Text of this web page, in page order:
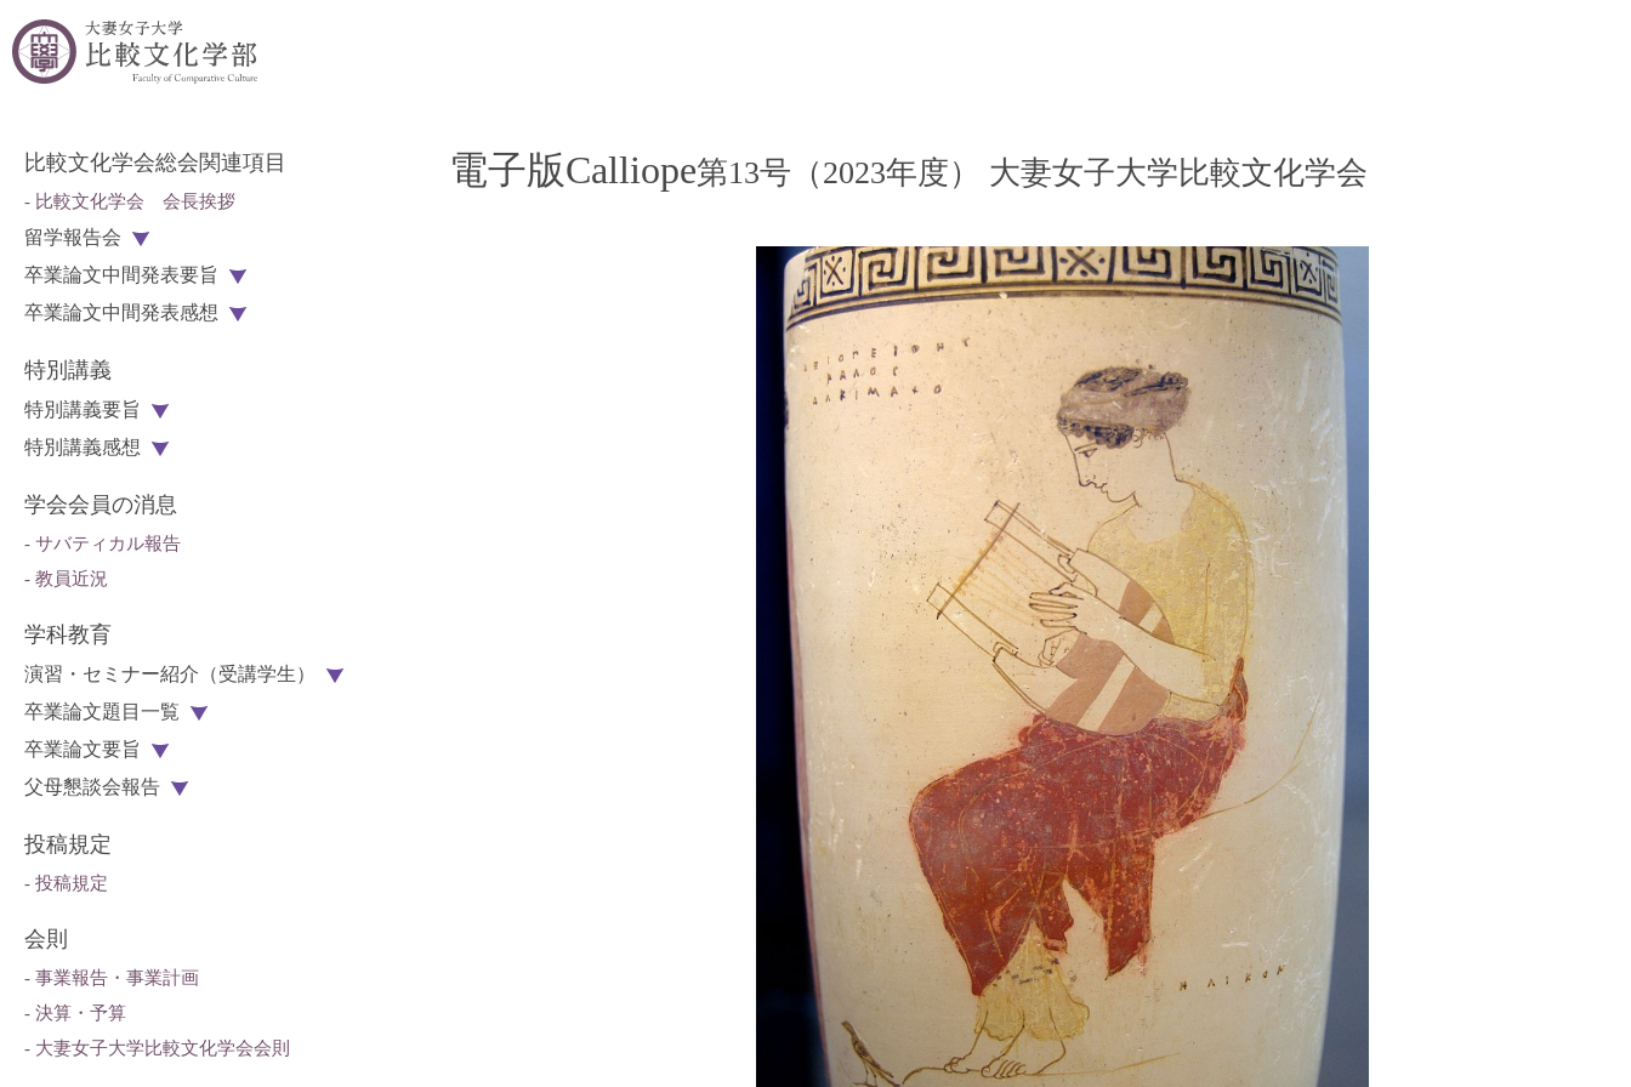
比較文化学会総会関連項目
- 比較文化学会 会長挨拶
留学報告会
卒業論文中間発表要旨
卒業論文中間発表感想
特別講義
特別講義要旨
特別講義感想
学会会員の消息
- サバティカル報告
- 教員近況
学科教育
演習・セミナー紹介（受講学生）
卒業論文題目一覧
卒業論文要旨
父母懇談会報告
投稿規定
- 投稿規定
会則
- 事業報告・事業計画
- 決算・予算
- 大妻女子大学比較文化学会会則
電子版Calliope第13号（2023年度） 大妻女子大学比較文化学会